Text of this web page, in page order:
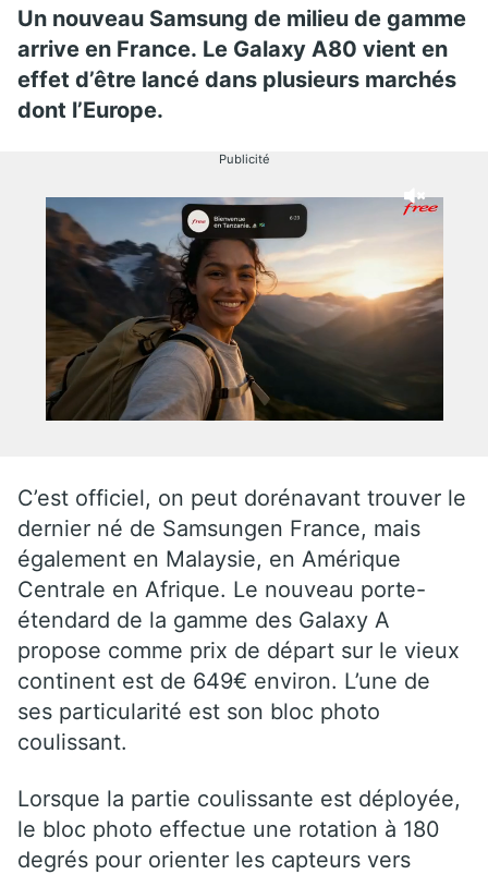
Un nouveau Samsung de milieu de gamme
arrive en France. Le Galaxy A80 vient en
effet d’être lancé dans plusieurs marchés
dont l’Europe.
Publicité
C’est officiel, on peut dorénavant trouver le
dernier né de Samsungen France, mais
également en Malaysie, en Amérique
Centrale en Afrique. Le nouveau porte-
étendard de la gamme des Galaxy A
propose comme prix de départ sur le vieux
continent est de 649€ environ. L’une de
ses particularité est son bloc photo
coulissant.
Lorsque la partie coulissante est déployée,
le bloc photo effectue une rotation à 180
degrés pour orienter les capteurs vers